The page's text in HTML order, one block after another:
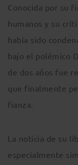
Conocida por su
humanos y su
había sido
bajo el polémico
de dos años fue
que finalmente
fianza.
La noticia de su
especialmente